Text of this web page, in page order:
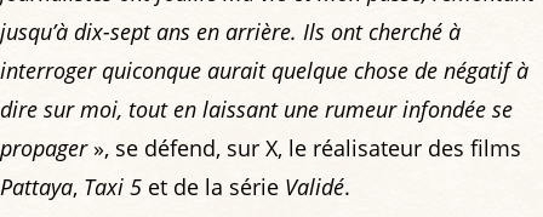
jusqu’à dix-sept ans en arrière. Ils ont cherché à
interroger quiconque aurait quelque chose de négatif à
dire sur moi, tout en laissant une rumeur infondée se
propager», se défend, sur X, le réalisateur des films
Pattaya, Taxi 5 et de la série Validé.